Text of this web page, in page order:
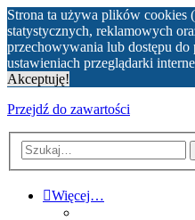
Strona ta używa plików cookies
statystycznych, reklamowych
przechowywania lub dostępu
ustawieniach przeglądarki
Akceptuję!
Przejdź do zawartości
Więcej…